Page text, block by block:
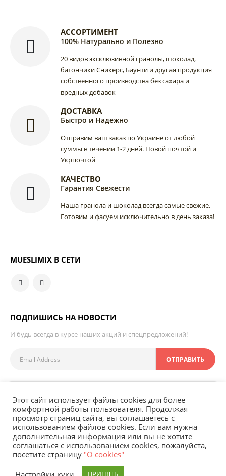
–
АССОРТИМЕНТ
100% Натурально и Полезно
20 видов эксклюзивной гранолы, шоколад,
батончики Сникерс, Баунти и другая продукция
собственного производства без сахара и
вредных добавок
ДОСТАВКА
Быстро и Надежно
Отправим ваш заказ по Украине от любой
суммы в течении 1-2 дней. Новой почтой и
Укрпочтой
КАЧЕСТВО
Гарантия Свежести
Наша гранола и шоколад всегда самые свежие.
Готовим и фасуем исключительно в день заказа!
MUESLIMIX В СЕТИ
ПОДПИШИСЬ НА НОВОСТИ
И будь всегда в курсе наших акций и спецпредложений!
©2016-2020. Mueslimix - магазин здорового харчування
Этот сайт использует файлы cookies для более
комфортной работы пользователя. Продолжая
просмотр страниц сайта, вы соглашаетесь с
использованием файлов cookies. Если вам нужна
дополнительная информация или вы не хотите
соглашаться с использованием cookies, пожалуйста,
посетите страницу "О cookies"
ПРИНЯТЬ